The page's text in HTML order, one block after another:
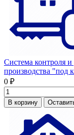
Система контроля и
производства "под
0 ₽
В корзину